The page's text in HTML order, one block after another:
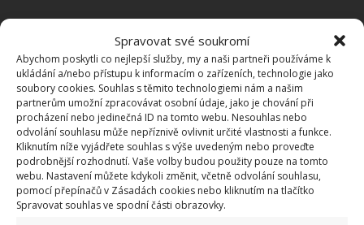
Spravovat své soukromí
Abychom poskytli co nejlepší služby, my a naši partneři používáme k
ukládání a/nebo přístupu k informacím o zařízeních, technologie jako
soubory cookies. Souhlas s těmito technologiemi nám a našim
partnerům umožní zpracovávat osobní údaje, jako je chování při
procházení nebo jedinečná ID na tomto webu. Nesouhlas nebo
odvolání souhlasu může nepříznivě ovlivnit určité vlastnosti a funkce.
Kliknutím níže vyjádřete souhlas s výše uvedeným nebo proveďte
podrobnější rozhodnutí. Vaše volby budou použity pouze na tomto
webu. Nastavení můžete kdykoli změnit, včetně odvolání souhlasu,
pomocí přepínačů v Zásadách cookies nebo kliknutím na tlačítko
Spravovat souhlas ve spodní části obrazovky.